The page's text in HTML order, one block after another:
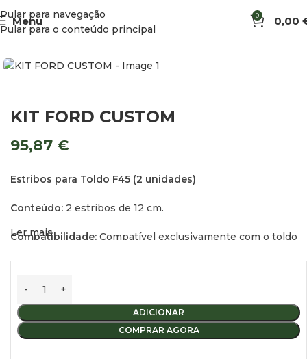
Pular para navegação
Pular para o conteúdo principal
Menu 0 0,00
Início Acessórios de Exterior Suportes de Toldos
KIT FORD CUSTOM
95,87 €
Estribos para Toldo F45 (2 unidades)
Conteúdo: 2 estribos de 12 cm.
Compatibilidade: Compatível exclusivamente com o toldo
apenas com as portas de correr fechadas.
Ler mais
ADICIONAR
COMPRAR AGORA